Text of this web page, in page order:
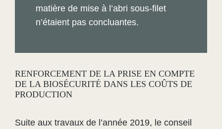
matière de mise à l’abri sous-filet
n’étaient pas concluantes.
RENFORCEMENT DE LA PRISE EN COMPTE
DE LA BIOSÉCURITÉ DANS LES COÛTS DE
PRODUCTION
Suite aux travaux de l’année 2019, le conseil